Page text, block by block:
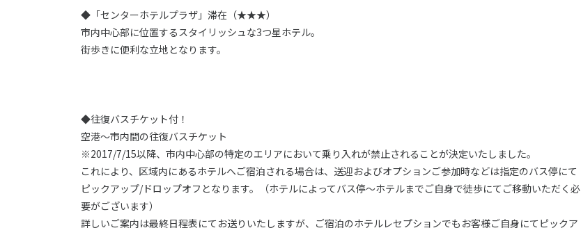
◆「センターホテルプラザ」滞在（★★★）
市内中心部に位置するスタイリッシュな3つ星ホテル。
街歩きに便利な立地となります。
◆往復バスチケット付！
空港～市内間の往復バスチケット
※2017/7/15以降、市内中心部の特定のエリアにおいて乗り入れが禁止されることが決定いたしました。
これにより、区域内にあるホテルへご宿泊される場合は、送迎およびオプションご参加時などは指定のバス停にて
ピックアップ/ドロップオフとなります。（ホテルによってバス停～ホテルまでご自身で徒歩にてご移動いただく必
要がございます）
詳しいご案内は最終日程表にてお送りいたしますが、ご宿泊のホテルレセプションでもお客様ご自身にてピックア